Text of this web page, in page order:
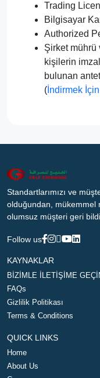
Trading
Bilgisayar
Authorized
Şirket mührü
kişilerin
bulunan
( İndirmek İçin
Standartlarımızı ve
olduğundan, mükemmel
olumsuz müşteri geri
Follow us
KAYNAKLAR
BİZİMLE İLETİŞİME
FAQs
Gizlilik Politikası
Terms & Conditions
QUICK LINKS
Home
About Us